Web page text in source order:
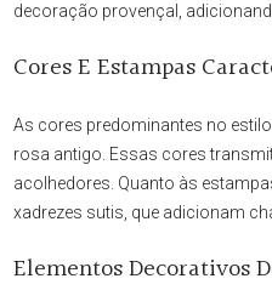
decoração provençal,
Cores E Estampas
As cores predominantes no
rosa antigo. Essas cores
acolhedores. Quanto às
xadrezes sutis, que adicionam
Elementos Decorativos